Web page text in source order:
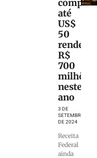
compras
até
US$
50
renderá
R$
700
milhões
neste
ano
3 DE
SETEMBRO
DE 2024
Receita
Federal
ainda